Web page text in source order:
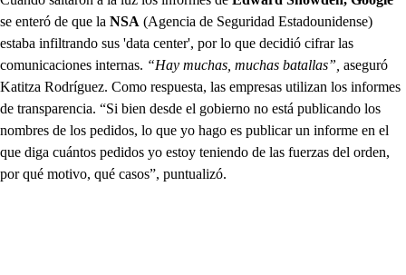
se enteró de que la NSA (Agencia de Seguridad Estadounidense)
estaba infiltrando sus 'data center', por lo que decidió cifrar las
comunicaciones internas. “Hay muchas, muchas batallas”, aseguró
Katitza Rodríguez. Como respuesta, las empresas utilizan los informes
de transparencia. “Si bien desde el gobierno no está publicando los
nombres de los pedidos, lo que yo hago es publicar un informe en el
que diga cuántos pedidos yo estoy teniendo de las fuerzas del orden,
por qué motivo, qué casos”, puntualizó.